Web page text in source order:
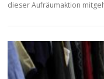
dieser Aufräumaktion